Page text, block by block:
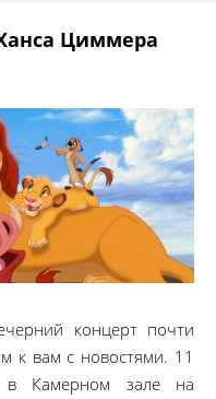
Циммера
концерт почти
к вам с новостями. 11
Камерном зале на